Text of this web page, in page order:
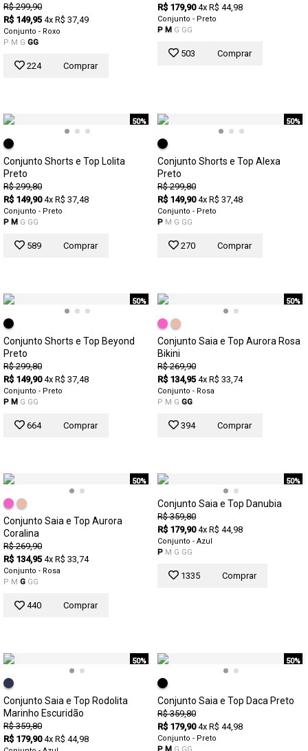
R$ 299,90
R$ 149,95 4x R$ 37,49
Conjunto - Roxo
P M G GG
224 Comprar
R$ 179,90 4x R$ 44,98
Conjunto - Preto
P M G GG
503 Comprar
50%
Conjunto Shorts e Top Lolita
Preto
R$ 299,80
R$ 149,90 4x R$ 37,48
Conjunto - Preto
P M G GG
589 Comprar
50%
Conjunto Shorts e Top Alexa
Preto
R$ 299,80
R$ 149,90 4x R$ 37,48
Conjunto - Preto
P M G GG
270 Comprar
50%
Conjunto Shorts e Top Beyond
Preto
R$ 299,80
R$ 149,90 4x R$ 37,48
Conjunto - Preto
P M G GG
664 Comprar
50%
Conjunto Saia e Top Aurora Rosa
Bikini
R$ 269,90
R$ 134,95 4x R$ 33,74
Conjunto - Rosa
P M G GG
394 Comprar
50%
Conjunto Saia e Top Aurora
Coralina
R$ 269,90
R$ 134,95 4x R$ 33,74
Conjunto - Rosa
P M G GG
440 Comprar
50%
Conjunto Saia e Top Danubia
R$ 359,80
R$ 179,90 4x R$ 44,98
Conjunto - Azul
P M G GG
1335 Comprar
50%
Conjunto Saia e Top Rodolita
Marinho Escuridão
R$ 359,80
R$ 179,90 4x R$ 44,98
50%
Conjunto Saia e Top Daca Preto
R$ 359,80
R$ 179,90 4x R$ 44,98
Conjunto - Preto